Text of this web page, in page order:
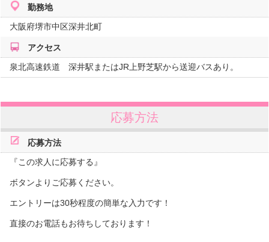
勤務地
大阪府堺市中区深井北町
アクセス
泉北高速鉄道 深井駅またはJR上野芝駅から送迎バスあり。
応募方法
応募方法
『この求人に応募する』
ボタンよりご応募ください。
エントリーは30秒程度の簡単な入力です！
直接のお電話もお待ちしております！